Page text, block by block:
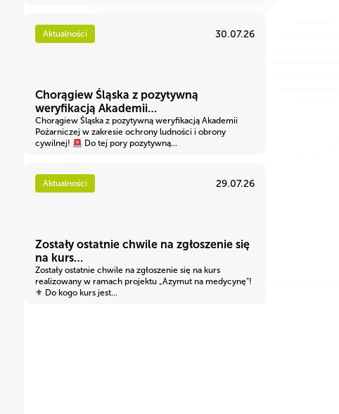
Aktualności 30.07.26
Chorągiew Śląska z pozytywną
weryfikacją Akademii…
Chorągiew Śląska z pozytywną weryfikacją Akademii
Pożarniczej w zakresie ochrony ludności i obrony
cywilnej!
Do tej pory pozytywną...
Aktualności 29.07.26
Zostały ostatnie chwile na zgłoszenie się
na kurs…
Zostały ostatnie chwile na zgłoszenie się na kurs
realizowany w ramach projektu „Azymut na medycynę”!
⚜ Do kogo kurs jest...